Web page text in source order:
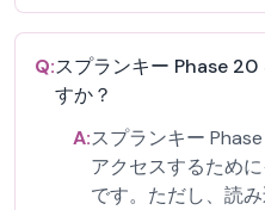
Q:スプランキー Phase 20
すか？
A:スプランキー
アクセスするため
です。ただし、読